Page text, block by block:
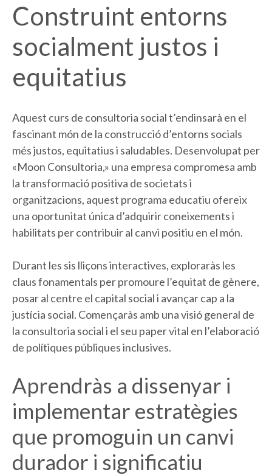
Construint entorns
socialment justos i
equitatius
Aquest curs de consultoria social t’endinsarà en el
fascinant món de la construcció d’entorns socials
més justos, equitatius i saludables. Desenvolupat per
«Moon Consultoria,» una empresa compromesa amb
la transformació positiva de societats i
organitzacions, aquest programa educatiu ofereix
una oportunitat única d’adquirir coneixements i
habilitats per contribuir al canvi positiu en el món.
Durant les sis lliçons interactives, exploraràs les
claus fonamentals per promoure l’equitat de gènere,
posar al centre el capital social i avançar cap a la
justícia social. Començaràs amb una visió general de
la consultoria social i el seu paper vital en l’elaboració
de polítiques públiques inclusives.
Aprendràs a dissenyar i
implementar estratègies
que promoguin un canvi
durador i significatiu